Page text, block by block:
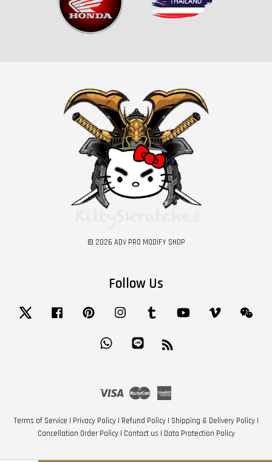
© 2026 ADV PRO MODIFY SHOP
Follow Us
Twitter Facebook Pinterest Instagram Tumblr YouTube Vimeo
Whatsapp
Visa Master
Terms of Service | Privacy Policy| Refund Policy| Shipping & Delivery Policy|
Cancellation Order Policy| Contact us | Data Protection Policy